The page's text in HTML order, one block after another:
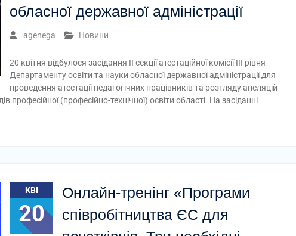
обласної державної адміністрації
agenega Новини
20 квітня відбулося засідання ІІ секції атестаційної комісії ІІІ рівня
Департаменту освіти та науки обласної державної адміністрації для
проведення атестації педагогічних працівників та розгляду апеляцій
професійної (професійно-технічної) освіти області. На засіданні
КВІ
20
Онлайн-тренінг «Програми
співробітництва ЄС для